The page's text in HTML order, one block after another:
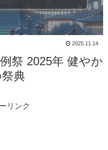
2025.11.14
祭 2025年 健やか
典
リンク